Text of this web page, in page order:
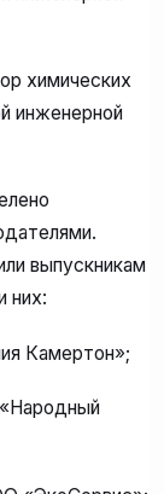
химических
инженерной
выпускникам
них:
Камертон»;